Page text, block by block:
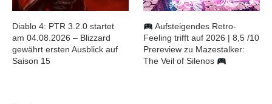
Diablo 4: PTR 3.2.0 startet
am 04.08.2026 – Blizzard
gewährt ersten Ausblick auf
Saison 15
Aufsteigendes Retro-
Feeling trifft auf 2026 | 8,5 /10
Prereview zu Mazestalker:
The Veil of Silenos